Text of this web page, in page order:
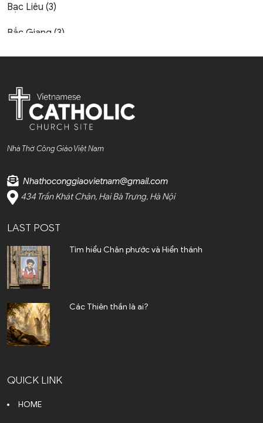
Bạc Liêu (3)
Bắc Giang (3)
Bắc Kạn (1)
Bắc Ninh (4)
Bến Tre (4)
Cần Thơ (2)
Đắk Lắk (4)
Đắk Nông (2)
Đồng Nai (23)
Đồng Tháp (3)
Nhà Thờ Công Giáo Việt Nam
Nhathoconggiaovietnam@gmail.com
434 Trần Khát Chân, Hai Bà Trưng, Hà Nội
LAST POST
Tìm hiểu Chân phước và Hiển thánh
Các Thiên thần là ai?
QUICK LINK
HOME